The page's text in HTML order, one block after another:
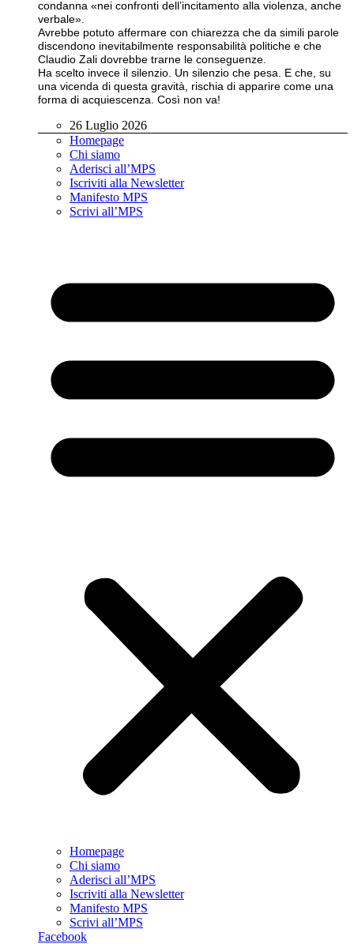
condanna «nei confronti dell’incitamento alla violenza, anche
verbale».
Avrebbe potuto affermare con chiarezza che da simili parole
discendono inevitabilmente responsabilità politiche e che
Claudio Zali dovrebbe trarne le conseguenze.
Ha scelto invece il silenzio. Un silenzio che pesa. E che, su
una vicenda di questa gravità, rischia di apparire come una
forma di acquiescenza. Così non va!
26 Luglio 2026
Homepage
Chi siamo
Aderisci all’MPS
Iscriviti alla Newsletter
Manifesto MPS
Scrivi all’MPS
Homepage
Chi siamo
Aderisci all’MPS
Iscriviti alla Newsletter
Manifesto MPS
Scrivi all’MPS
Facebook